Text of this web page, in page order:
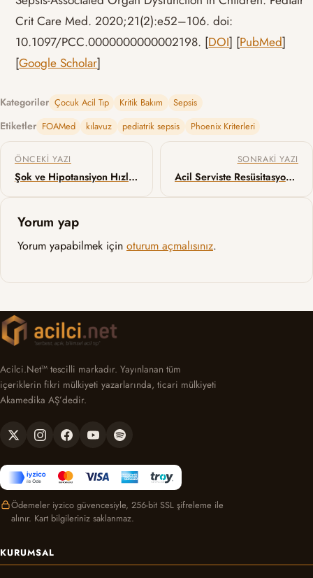
Crit Care Med. 2020;21(2):e52–106. doi:
10.1097/PCC.0000000000002198. [DOI] [PubMed]
[Google Scholar]
Kategoriler Çocuk Acil Tıp Kritik Bakım Sepsis
Etiketler FOAMed kılavuz pediatrik sepsis Phoenix Kriterleri
Yazı gezinmesi
ÖNCEKI YAZI
Şok ve Hipotansiyon Hızlı Ultrasonografisi (RUSH)
SONRAKI YAZI
Acil Serviste Resüsitasyon Sırasında Transözofageal Ekokardiyografi Kullanımı
Yorum yap
Yorum yapabilmek için oturum açmalısınız.
Acilci.Net™ tescilli markadır. Yayınlanan tüm
içeriklerin fikri mülkiyeti yazarlarında, ticari mülkiyeti
Akamedika AŞ’dedir.
Ödemeler iyzico güvencesiyle, 256-bit SSL şifreleme ile
alınır. Kart bilgileriniz saklanmaz.
KURUMSAL